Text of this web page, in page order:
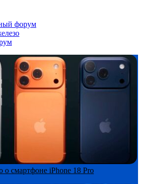
форум
о смартфоне iPhone 18 Pro